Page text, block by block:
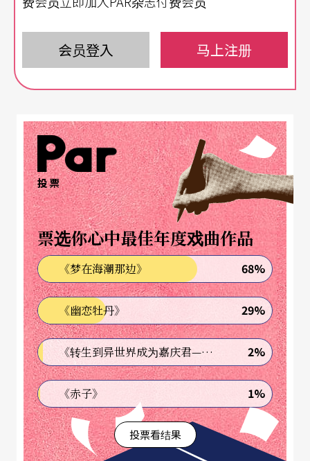
在还没进入「世纪末」之前的十九世纪中叶，无论
是音乐或美术的主流，都充满著有如上述的「追
忆」精神，这个承平年代的大部分艺术家们，较少
望向前方去进行大胆的创新实验，而是经常回顾著
（nostalgia）的时代。尽管这个眷恋过去的时代，
将逐渐随著现代社会的兴起而解体、消逝；它可说
是介于浪漫时期与「世纪末」之间的过渡时期。
维也纳的气质
在十九世纪后半，维也纳画家们盛行回归传统，以
古典、巴洛克、文艺复兴的方式作画，这种复古的
画风一直持续到维也纳「环城大道」（Ringstrass
e）与周边一些公共建筑被建造完成的一八九○年前
后。
为了适应城市的扩张，维也纳当局将旧城墙拆除，
改建成环城大道，大道周边的一些大型公共建筑都
采取复古风格，例如维也纳大学是文艺复兴式的，
会员登入 马上注册
投票
票选你心中最佳年度戏曲作品
《梦在海潮那边》 68%
《幽恋牡丹》 29%
《转生到异世界成为嘉庆君—发现我的祖先是诈骗集团!?》 2%
《赤子》 1%
投票看结果